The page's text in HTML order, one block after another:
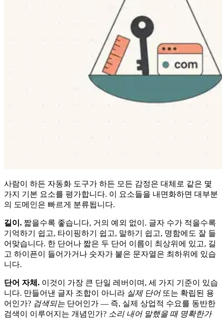
사람이 하든 자동화 도구가 하든 모든 감정은 대체로 같은 몇
가지 기본 요소를 평가합니다. 이 요소들을 내면화하면 대부분
의 도메인은 빠르게 분류됩니다.
길이. 짧을수록 좋습니다, 거의 예외 없이. 글자 수가 적을수록
기억하기 쉽고, 타이핑하기 쉽고, 말하기 쉽고, 명함에도 잘 들
어맞습니다. 한 단어나 짧은 두 단어 이름이 최상위에 있고, 길
고 하이픈이 들어가거나 숫자가 붙은 문자열은 최하위에 있습
니다.
단어 자체. 이것이 가장 큰 단일 레버이며, 세 가지 기준이 있습
니다. 만들어낸 글자 조합이 아니라 실제 단어또는 확립된 용
어인가? 검색되는 단어인가 — 즉, 실제 상업적 수요를 동반한
검색이 이루어지는 개념인가? 소리 내어 말했을 때 명확한가